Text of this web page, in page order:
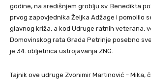
godine, na središnjem groblju sv. Benedikta
prvog zapovjednika Željka Adžage i pomolilo
glavnog križa, a kod Udruge ratnih veterana,
Domovinskog rata Grada Petrinje posebno
je 34. obljetnica ustrojavanja ZNG.
Tajnik ove udruge Zvonimir Martinović – Mika,